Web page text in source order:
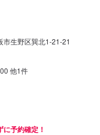
市生野区巽北1-21-21
他1件
予約確定！